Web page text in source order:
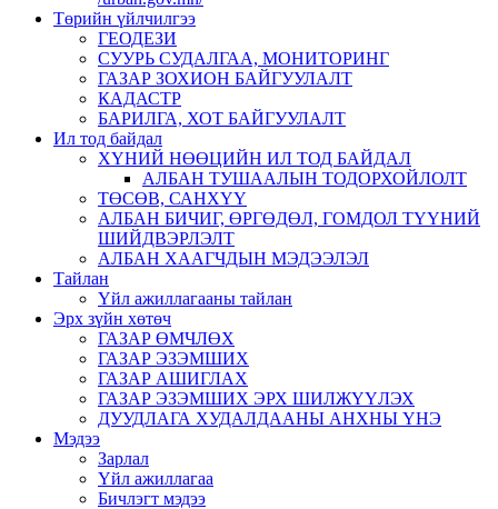
Төрийн үйлчилгээ
ГЕОДЕЗИ
СУУРЬ СУДАЛГАА, МОНИТОРИНГ
ГАЗАР ЗОХИОН БАЙГУУЛАЛТ
КАДАСТР
БАРИЛГА, ХОТ БАЙГУУЛАЛТ
Ил тод байдал
ХҮНИЙ НӨӨЦИЙН ИЛ ТОД БАЙДАЛ
АЛБАН ТУШААЛЫН ТОДОРХОЙЛОЛТ
ТӨСӨВ, САНХҮҮ
АЛБАН БИЧИГ, ӨРГӨДӨЛ, ГОМДОЛ ТҮҮНИЙ
ШИЙДВЭРЛЭЛТ
АЛБАН ХААГЧДЫН МЭДЭЭЛЭЛ
Тайлан
Үйл ажиллагааны тайлан
Эрх зүйн хөтөч
ГАЗАР ӨМЧЛӨХ
ГАЗАР ЭЗЭМШИХ
ГАЗАР АШИГЛАХ
ГАЗАР ЭЗЭМШИХ ЭРХ ШИЛЖҮҮЛЭХ
ДУУДЛАГА ХУДАЛДААНЫ АНХНЫ ҮНЭ
Мэдээ
Зарлал
Үйл ажиллагаа
Бичлэгт мэдээ